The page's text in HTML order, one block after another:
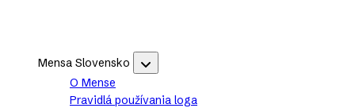
FooterMensa Slovensko
Mensa
sub-
O Mense
Pravidlá používania loga